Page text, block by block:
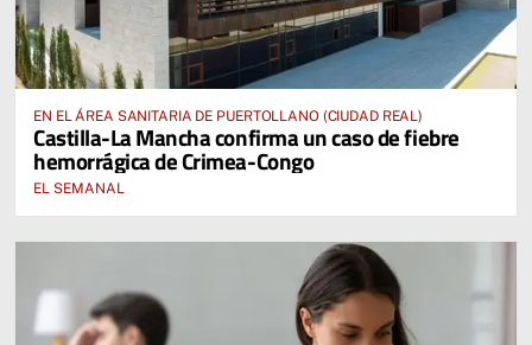
EN EL ÁREA SANITARIA DE PUERTOLLANO (CIUDAD REAL)
Castilla-La Mancha confirma un caso de fiebre
hemorrágica de Crimea-Congo
EL SEMANAL